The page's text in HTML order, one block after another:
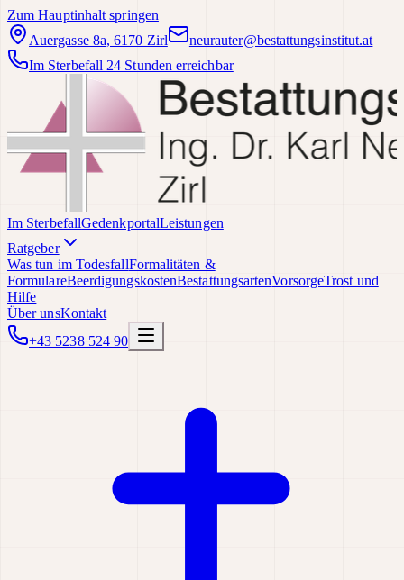
Zum Hauptinhalt springen
Auergasse 8a, 6170 Zirl
neurauter@bestattungsinstitut.at
Im Sterbefall 24 Stunden erreichbar
Im SterbefallGedenkportalLeistungen
Ratgeber
Was tun im TodesfallFormalitäten &
FormulareBeerdigungskostenBestattungsartenVorsorgeTrost und
Hilfe
Über unsKontakt
+43 5238 524 90